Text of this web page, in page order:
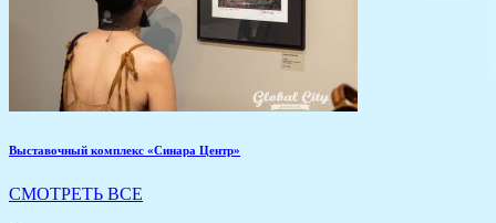
Выставочный комплекс «Синара Центр»
СМОТРЕТЬ ВСЕ